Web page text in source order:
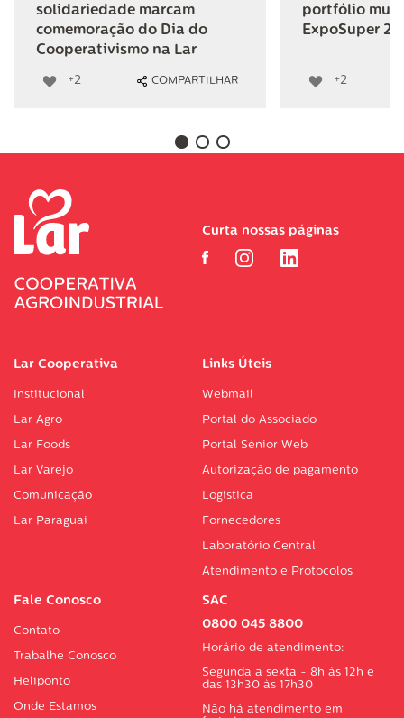
solidariedade marcam
comemoração do Dia do
Cooperativismo na Lar
+2 COMPARTILHAR
portfólio
ExpoSuper
+2
Lar Cooperativa
Institucional
Lar Agro
Lar Foods
Lar Varejo
Comunicação
Lar Paraguai
Links Úteis
Webmail
Portal do Associado
Portal Sénior Web
Autorização de pagamento
Logística
Fornecedores
Laboratório Central
Atendimento e Protocolos
Fale Conosco
Contato
Trabalhe Conosco
Heliponto
Onde Estamos
SAC
0800 045 8800
Horário de atendimento:
Segunda a sexta - 8h às 12h e
das 13h30 às 17h30
Não há atendimento em
Curta nossas páginas